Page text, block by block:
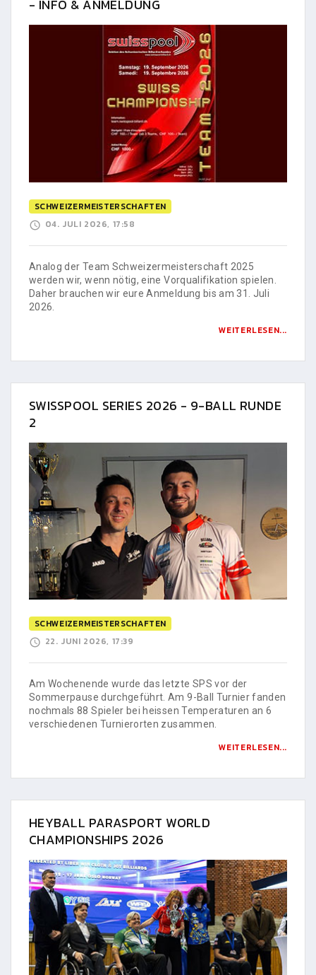
- INFO & ANMELDUNG
SCHWEIZERMEISTERSCHAFTEN
04. JULI 2026, 17:58
Analog der Team Schweizermeisterschaft 2025
werden wir, wenn nötig, eine Vorqualifikation spielen.
Daher brauchen wir eure Anmeldung bis am 31. Juli
2026.
WEITERLESEN...
SWISSPOOL SERIES 2026 - 9-BALL RUNDE
2
SCHWEIZERMEISTERSCHAFTEN
22. JUNI 2026, 17:39
Am Wochenende wurde das letzte SPS vor der
Sommerpause durchgeführt. Am 9-Ball Turnier fanden
nochmals 88 Spieler bei heissen Temperaturen an 6
verschiedenen Turnierorten zusammen.
WEITERLESEN...
HEYBALL PARASPORT WORLD
CHAMPIONSHIPS 2026